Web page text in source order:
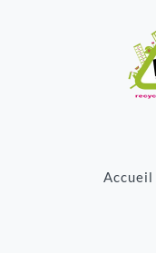
Accueil